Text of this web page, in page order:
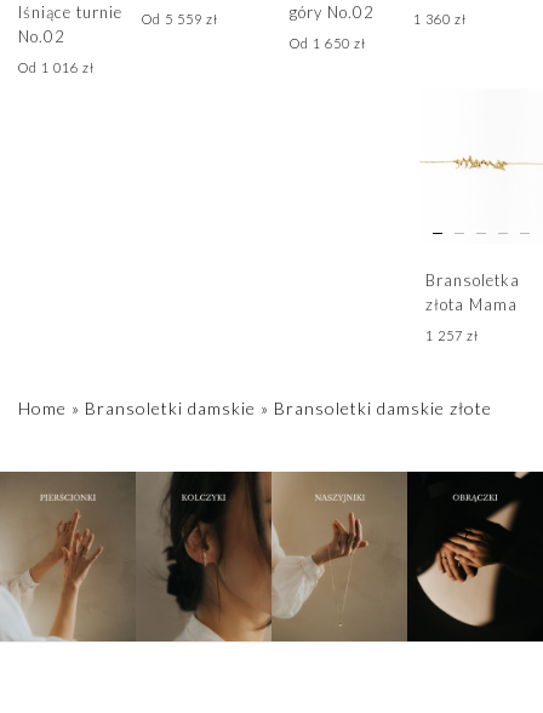
lśniące turnie
No.02
Od 1 016 zł
Od 5 559 zł
góry No.02
Od 1 650 zł
1 360 zł
Bransoletka
złota Mama
1 257 zł
Home » Bransoletki damskie » Bransoletki damskie złote